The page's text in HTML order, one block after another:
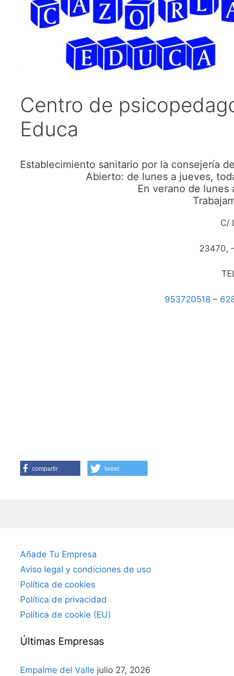
Centro de
Educa
Establecimiento sanitario por la consejería
Abierto: de lunes a jueves,
En verano de lunes
C/
23470,
953720518–
compartir tweet
Añade Tu Empresa
Aviso legal y condiciones de uso
Política de cookies
Política de privacidad
Política de cookie (EU)
Últimas Empresas
Empalme del Valle julio 27, 2026